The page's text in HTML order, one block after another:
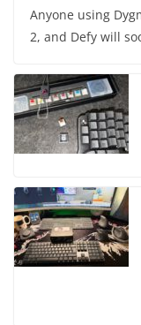
Anyone using
2, and Defy will